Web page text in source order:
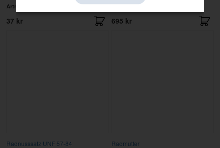
Artnr:
37 kr
Artnr:88754
695 kr
Radnusssatz UNF 57-84
Radmutter